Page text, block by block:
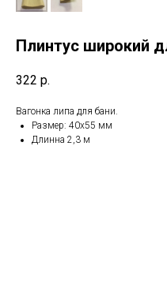
Плинтус широкий
322 р.
Вагонка липа для бани.
Размер: 40х55 мм
Длинна 2,3 м